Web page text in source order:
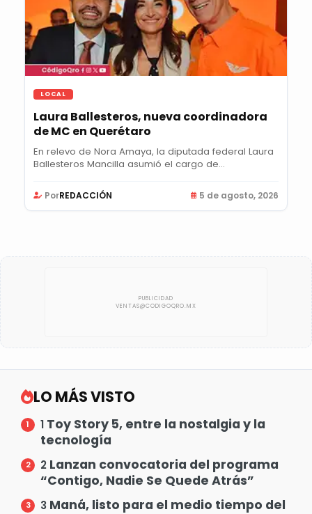
LOCAL
Laura Ballesteros, nueva coordinadora
de MC en Querétaro
En relevo de Nora Amaya, la diputada federal Laura
Ballesteros Mancilla asumió el cargo de...
PorREDACCIÓN 5 de agosto, 2026
LO MÁS VISTO
1 Toy Story 5, entre la nostalgia y la
tecnología
2 Lanzan convocatoria del programa
“Contigo, Nadie Se Quede Atrás”
3 Maná, listo para el medio tiempo del